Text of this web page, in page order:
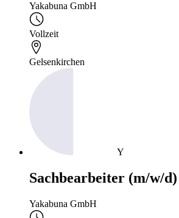
Yakabuna GmbH
Vollzeit
Gelsenkirchen
Y
Sachbearbeiter (m/w/d)
Yakabuna GmbH